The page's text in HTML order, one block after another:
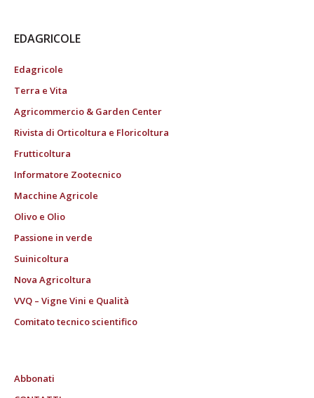
EDAGRICOLE
Edagricole
Terra e Vita
Agricommercio & Garden Center
Rivista di Orticoltura e Floricoltura
Frutticoltura
Informatore Zootecnico
Macchine Agricole
Olivo e Olio
Passione in verde
Suinicoltura
Nova Agricoltura
VVQ – Vigne Vini e Qualità
Comitato tecnico scientifico
Abbonati